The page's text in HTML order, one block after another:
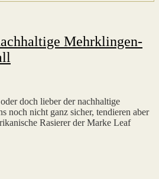
Mehrklingen-
doch lieber der nachhaltige
noch nicht ganz sicher, tendieren aber
Rasierer der Marke Leaf